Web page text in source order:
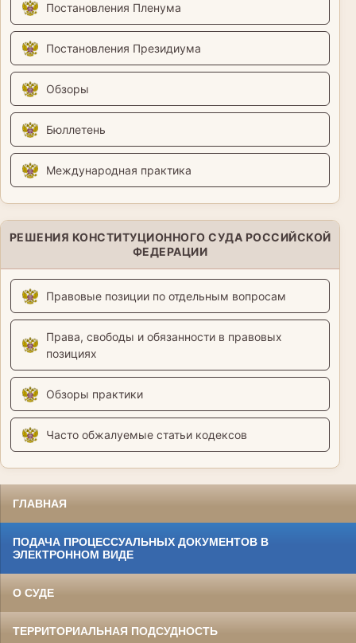
Постановления Пленума
Постановления Президиума
Обзоры
Бюллетень
Международная практика
РЕШЕНИЯ КОНСТИТУЦИОННОГО СУДА РОССИЙСКОЙ
ФЕДЕРАЦИИ
Правовые позиции по отдельным вопросам
Права, свободы и обязанности в правовых
позициях
Обзоры практики
Часто обжалуемые статьи кодексов
ГЛАВНАЯ
ПОДАЧА ПРОЦЕССУАЛЬНЫХ ДОКУМЕНТОВ В
ЭЛЕКТРОННОМ ВИДЕ
О СУДЕ
ТЕРРИТОРИАЛЬНАЯ ПОДСУДНОСТЬ